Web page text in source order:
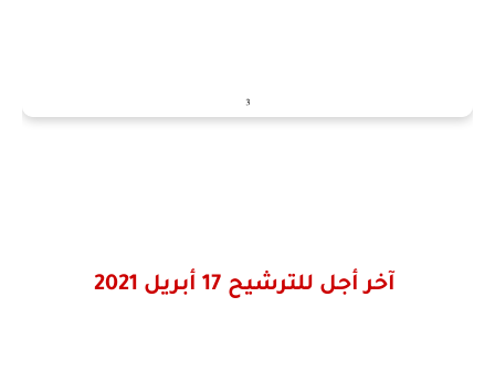
آخر أجل للترشيح 17 أبريل 2021